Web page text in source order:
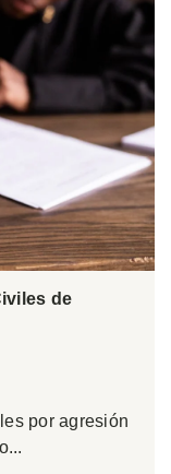
de
por agresión